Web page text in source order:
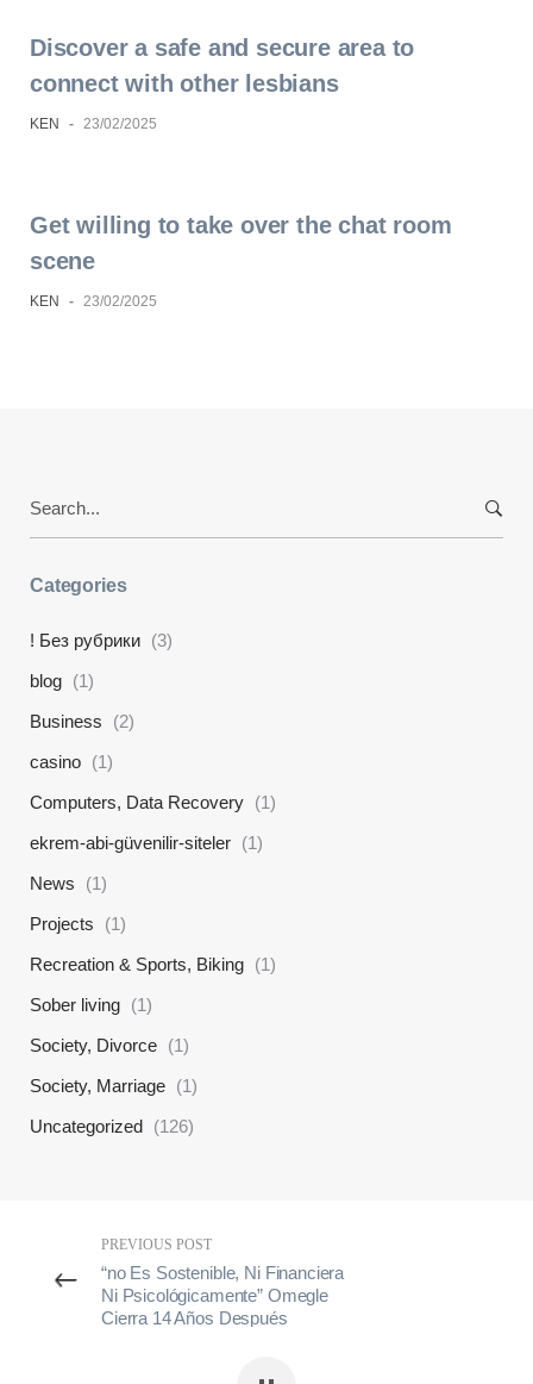
Discover a safe and secure area to
connect with other lesbians
KEN - 23/02/2025
Get willing to take over the chat room
scene
KEN - 23/02/2025
for:
Categories
! Без рубрики (3)
blog (1)
Business
(2)
casino (1)
Computers, Data Recovery (1)
ekrem-abi-güvenilir-siteler (1)
News
(1)
Projects
(1)
Recreation & Sports, Biking (1)
Sober living (1)
Society, Divorce (1)
Society, Marriage (1)
Uncategorized (126)
PREVIOUS POST
“no Es Sostenible, Ni Financiera
Ni Psicológicamente” Omegle
Cierra 14 Años Después